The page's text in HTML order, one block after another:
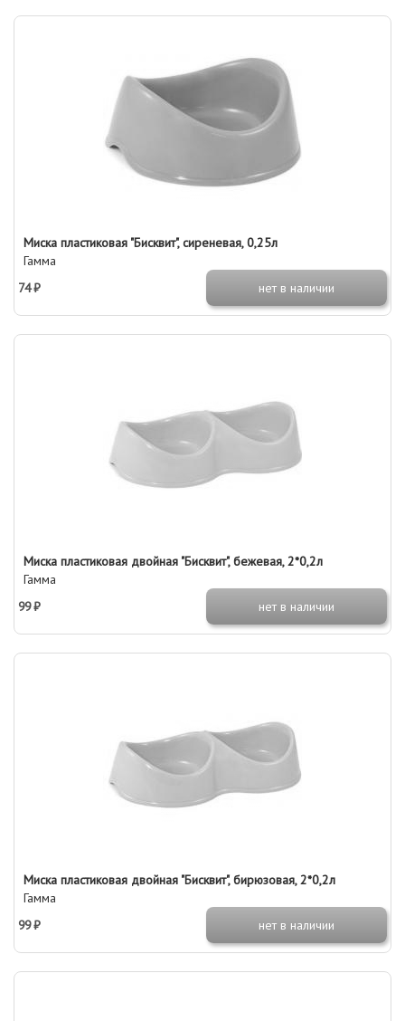
Миска пластиковая "Бисквит", сиреневая, 0,25л
Гамма
74 ₽
нет в наличии
Миска пластиковая двойная "Бисквит", бежевая, 2*0,2л
Гамма
99 ₽
нет в наличии
Миска пластиковая двойная "Бисквит", бирюзовая, 2*0,2л
Гамма
99 ₽
нет в наличии